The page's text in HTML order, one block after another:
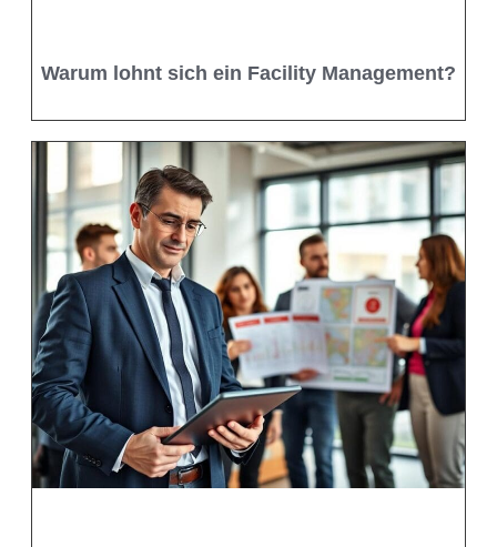
Warum lohnt sich ein Facility Management?